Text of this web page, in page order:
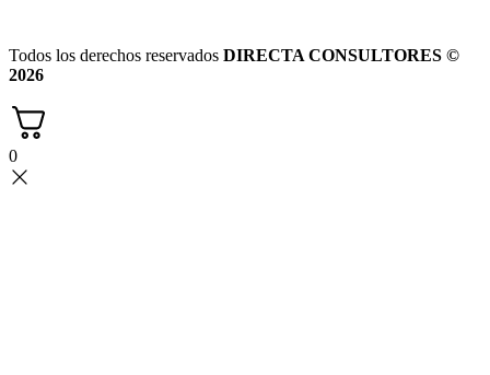
Todos los derechos reservados DIRECTA CONSULTORES ©
2026
0